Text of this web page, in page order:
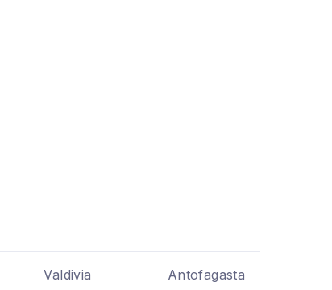
Valdivia
Antofagasta